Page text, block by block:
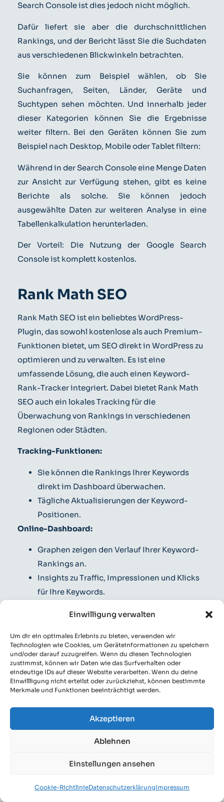
Einwilligung verwalten
Um dir ein optimales Erlebnis zu bieten, verwenden wir
Technologien wie Cookies, um Geräteinformationen zu speichern
und/oder darauf zuzugreifen. Wenn du diesen Technologien
zustimmst, können wir Daten wie das Surfverhalten oder
eindeutige IDs auf dieser Website verarbeiten. Wenn du deine
Einwillligung nicht erteilst oder zurückziehst, können bestimmte
Merkmale und Funktionen beeinträchtigt werden.
Akzeptieren
Ablehnen
Einstellungen ansehen
Cookie-RichtlinieDatenschutzerklärungImpressum
Search Console ist dies jedoch nicht möglich.
Dafür liefert sie aber die durchschnittlichen
Rankings, und der Bericht lässt Sie die Suchdaten
aus verschiedenen Blickwinkeln betrachten.
Sie können zum Beispiel wählen, ob Sie
Suchanfragen, Seiten, Länder, Geräte und
Suchtypen sehen möchten. Und innerhalb jeder
dieser Kategorien können Sie die Ergebnisse
weiter filtern. Bei den Geräten können Sie zum
Beispiel nach Desktop, Mobile oder Tablet filtern:
Während in der Search Console eine Menge Daten
zur Ansicht zur Verfügung stehen, gibt es keine
Berichte als solche. Sie können jedoch
ausgewählte Daten zur weiteren Analyse in eine
Tabellenkalkulation herunterladen.
Der Vorteil: Die Nutzung der Google Search
Console ist komplett kostenlos.
Rank Math SEO
Rank Math SEO ist ein beliebtes WordPress-
Plugin, das sowohl kostenlose als auch Premium-
Funktionen bietet, um SEO direkt in WordPress zu
optimieren und zu verwalten. Es ist eine
umfassende Lösung, die auch einen Keyword-
Rank-Tracker integriert. Dabei bietet Rank Math
SEO auch ein lokales Tracking für die
Überwachung von Rankings in verschiedenen
Regionen oder Städten.
Tracking-Funktionen:
Sie können die Rankings Ihrer Keywords
direkt im Dashboard überwachen.
Tägliche Aktualisierungen der Keyword-
Positionen.
Online-Dashboard:
Graphen zeigen den Verlauf Ihrer Keyword-
Rankings an.
Insights zu Traffic, Impressionen und Klicks
für Ihre Keywords.
und Google Analytics für zusätzliche Daten.
Fazit: Keyword
Position Tracker
Jeder, der ein Grundverständnis von
sind. Wenn Nutzer Suchmaschinen – wie Google
Phrasen, und diese Keywords können eine